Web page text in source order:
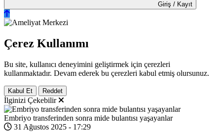
Giriş / Kayıt
Çerez Kullanımı
Bu site, kullanıcı deneyimini geliştirmek için çerezleri
kullanmaktadır. Devam ederek bu çerezleri kabul etmiş olursunuz.
Kabul Et Reddet
İlginizi Çekebilir
Embriyo transferinden sonra mide bulantısı yaşayanlar
31 Ağustos 2025 - 17:29